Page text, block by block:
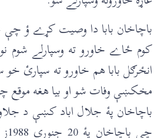
باچاخان بابا دا وصيت کړے ؤ
کوم ځاے خاورو ته وسپارلے شوم
انځرګل بابا هم خاورو ته سپارئ خو
باچاخان پۀ جلال اباد کښې د